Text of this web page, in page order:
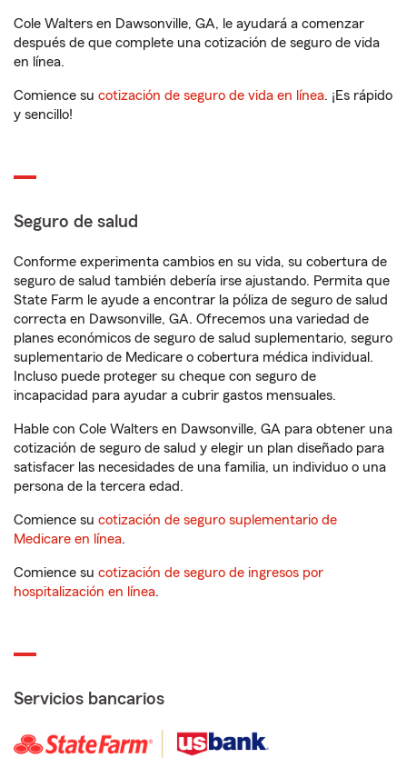
Cole Walters en Dawsonville, GA, le ayudará a comenzar
después de que complete una cotización de seguro de vida
en línea.
Comience su cotización de seguro de vida en línea. ¡Es rápido
y sencillo!
Seguro de salud
Conforme experimenta cambios en su vida, su cobertura de
seguro de salud también debería irse ajustando. Permita que
State Farm le ayude a encontrar la póliza de seguro de salud
correcta en Dawsonville, GA. Ofrecemos una variedad de
planes económicos de seguro de salud suplementario, seguro
suplementario de Medicare o cobertura médica individual.
Incluso puede proteger su cheque con seguro de
incapacidad para ayudar a cubrir gastos mensuales.
Hable con Cole Walters en Dawsonville, GA para obtener una
cotización de seguro de salud y elegir un plan diseñado para
satisfacer las necesidades de una familia, un individuo o una
persona de la tercera edad.
Comience su cotización de seguro suplementario de
Medicare en línea.
Comience su cotización de seguro de ingresos por
hospitalización en línea.
Servicios bancarios